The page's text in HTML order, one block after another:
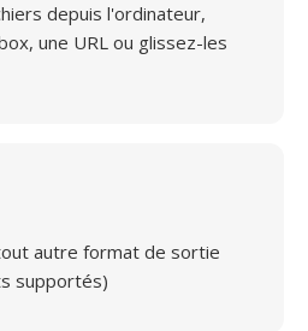
depuis l'ordinateur,
une URL ou glissez-les
autre format de sortie
supportés)